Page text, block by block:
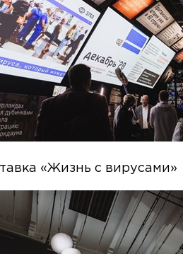
«Жизнь с вирусами»